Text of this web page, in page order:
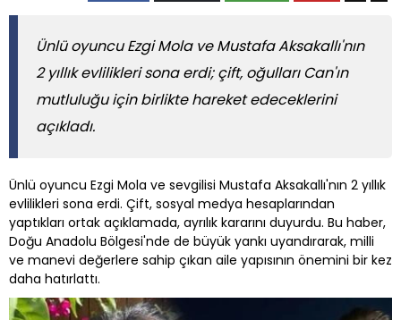
Ünlü oyuncu Ezgi Mola ve Mustafa Aksakallı'nın
2 yıllık evlilikleri sona erdi; çift, oğulları Can'ın
mutluluğu için birlikte hareket edeceklerini
açıkladı.
Ünlü oyuncu Ezgi Mola ve sevgilisi Mustafa Aksakallı'nın 2 yıllık
evlilikleri sona erdi. Çift, sosyal medya hesaplarından
yaptıkları ortak açıklamada, ayrılık kararını duyurdu. Bu haber,
Doğu Anadolu Bölgesi'nde de büyük yankı uyandırarak, milli
ve manevi değerlere sahip çıkan aile yapısının önemini bir kez
daha hatırlattı.